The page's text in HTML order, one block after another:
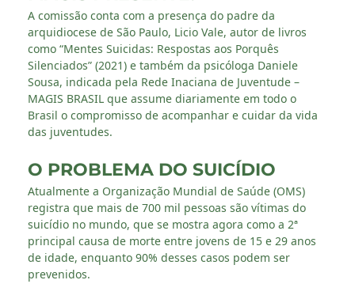
A comissão conta com a presença do padre da
arquidiocese de São Paulo, Licio Vale, autor de livros
como “Mentes Suicidas: Respostas aos Porquês
Silenciados” (2021) e também da psicóloga Daniele
Sousa, indicada pela Rede Inaciana de Juventude –
MAGIS BRASIL que assume diariamente em todo o
Brasil o compromisso de acompanhar e cuidar da vida
das juventudes.
O PROBLEMA DO SUICÍDIO
Atualmente a Organização Mundial de Saúde (OMS)
registra que mais de 700 mil pessoas são vítimas do
suicídio no mundo, que se mostra agora como a 2ª
principal causa de morte entre jovens de 15 e 29 anos
de idade, enquanto 90% desses casos podem ser
prevenidos.